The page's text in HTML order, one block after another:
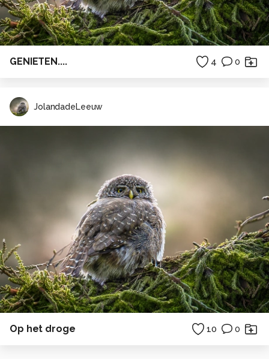
GENIETEN.... 4 0
JolandadeLeeuw
Op het droge 10 0